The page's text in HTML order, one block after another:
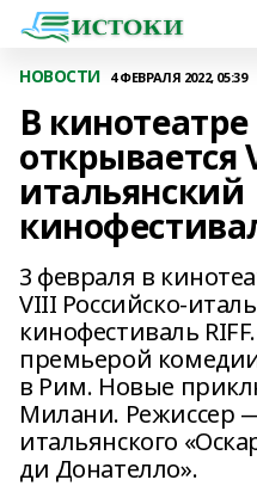
НОВОСТИ 4 ФЕВРАЛЯ 2022, 05:39
В
открывается
итальянский
3 февраля в
VIII Российско-
кинофестиваль
премьерой
в Рим. Новые
Милани. Режиссер
итальянского
ди Донателло».